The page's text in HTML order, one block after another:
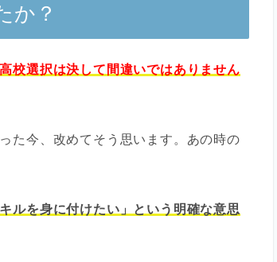
か？
校選択は決して間違いではありません
た今、改めてそう思います。あの時の
キルを身に付けたい」という明確な意思